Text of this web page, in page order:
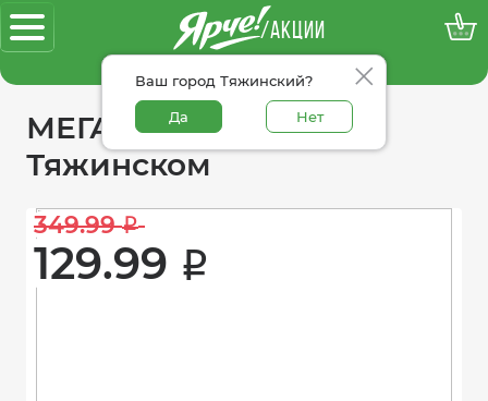
/АКЦИИ
Ваш город Тяжинский?
Да Нет
100% достоверные акции
МЕГАакции «Ярче!» в
Тяжинском
349.99 i
129.99 i